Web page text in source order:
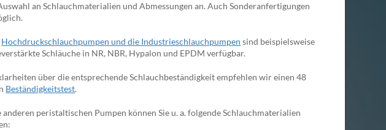
an Schlauchmaterialien und Abmessungen an. Auch Sonderanfertigungen
Hochdruckschlauchpumpen und die Industrieschlauchpumpen sind beispielsweise
Schläuche in NR, NBR, Hypalon und EPDM verfügbar.
über die entsprechende Schlauchbeständigkeit empfehlen wir einen 48
Beständigkeitstest.
anderen peristaltischen Pumpen können Sie u. a. folgende Schlauchmaterialien